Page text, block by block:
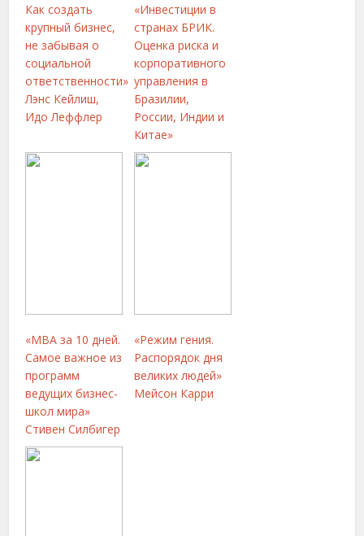
Как создать
крупный бизнес,
не забывая о
социальной
ответственности»
Лэнс Кейлиш,
Идо Леффлер
«Инвестиции в
странах БРИК.
Оценка риска и
корпоративного
управления в
Бразилии,
России, Индии и
Китае»
«МВА за 10 дней.
Самое важное из
программ
ведущих бизнес-
школ мира»
Стивен Силбигер
«Режим гения.
Распорядок дня
великих людей»
Мейсон Карри